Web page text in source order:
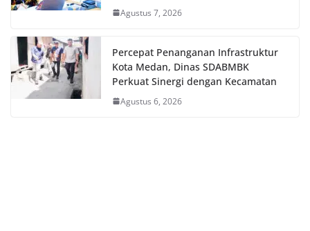
Agustus 7, 2026
Percepat Penanganan Infrastruktur
Kota Medan, Dinas SDABMBK
Perkuat Sinergi dengan Kecamatan
Agustus 6, 2026